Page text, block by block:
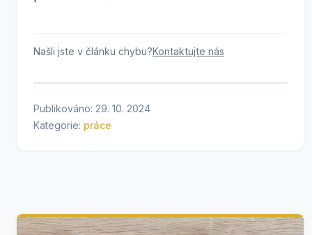
Našli jste v článku chybu?Kontaktujte nás
Publikováno: 29. 10. 2024
Kategorie: práce